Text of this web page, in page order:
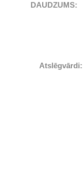
DAUDZUMS:
Atslēgvārdi: